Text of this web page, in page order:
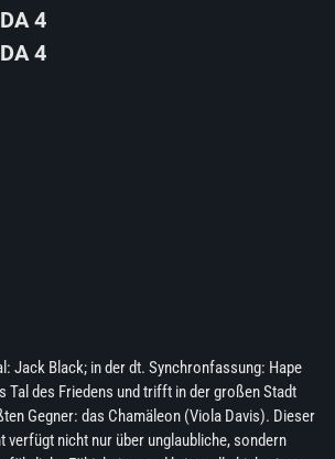
4
4
Jack Black; in der dt. Synchronfassung: Hape
Tal des Friedens und trifft in der großen Stadt
Gegner: das Chamäleon (Viola Davis). Dieser
verfügt nicht nur über unglaubliche, sondern